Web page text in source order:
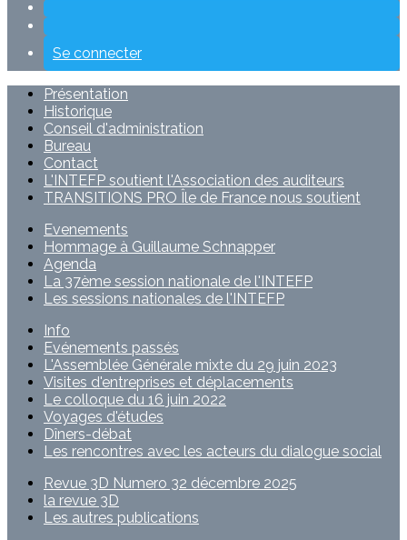
Se connecter
Présentation
Historique
Conseil d'administration
Bureau
Contact
L'INTEFP soutient l'Association des auditeurs
TRANSITIONS PRO Île de France nous soutient
Evenements
Hommage à Guillaume Schnapper
Agenda
La 37ème session nationale de l'INTEFP
Les sessions nationales de l'INTEFP
Info
Evénements passés
L'Assemblée Générale mixte du 29 juin 2023
Visites d'entreprises et déplacements
Le colloque du 16 juin 2022
Voyages d'études
Dîners-débat
Les rencontres avec les acteurs du dialogue social
Revue 3D Numero 32 décembre 2025
la revue 3D
Les autres publications